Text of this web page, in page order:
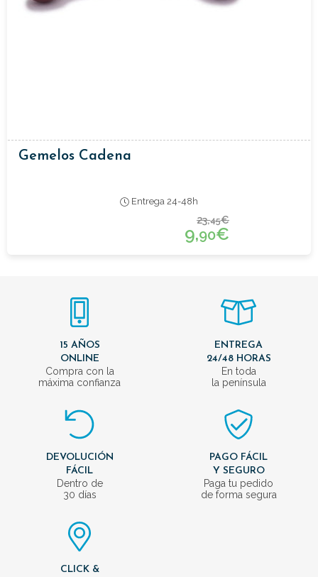
Gemelos Cadena
Entrega 24-48h
23,45€
9,90€
15 AÑOS
ONLINE
Compra con la
máxima confianza
ENTREGA
24/48 HORAS
En toda
la península
DEVOLUCIÓN
FÁCIL
Dentro de
30 días
PAGO FÁCIL
Y SEGURO
Paga tu pedido
de forma segura
CLICK &